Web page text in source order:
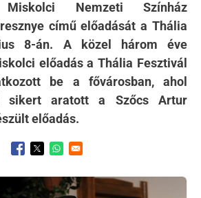
Nemzeti Színház
című előadását a Thália
8-án. A közel három éve
előadás a Thália Fesztivál
be a fővárosban, ahol
sikert aratott a Szőcs Artur
előadás.
Opens in a new window
Opens in a new window
Opens in a new window